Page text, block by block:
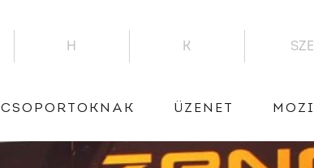
H K SZE
CSOPORTOKNAK ÜZENET MOZI